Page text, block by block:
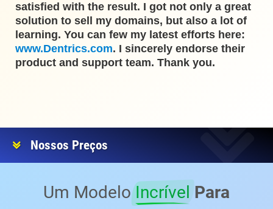
satisfied with the result. I got not only a great
solution to sell my domains, but also a lot of
learning. You can few my latest efforts here:
www.Dentrics.com. I sincerely endorse their
product and support team. Thank you.
Nossos Preços
Um ModeloIncrível Para